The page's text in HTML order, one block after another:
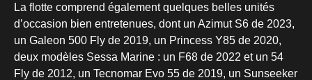
La flotte comprend également quelques belles unités
d’occasion bien entretenues, dont un Azimut S6 de 2023,
un Galeon 500 Fly de 2019, un Princess Y85 de 2020,
deux modèles Sessa Marine : un F68 de 2022 et un 54
Fly de 2012, un Tecnomar Evo 55 de 2019, un Sunseeker